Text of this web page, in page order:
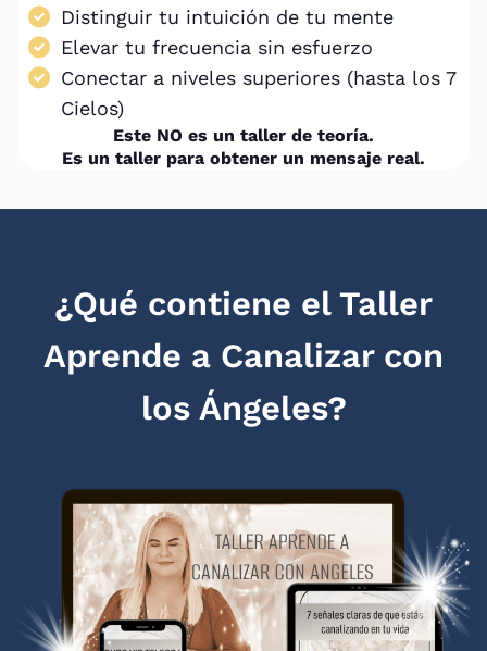
Distinguir tu intuición de tu mente
Elevar tu frecuencia sin esfuerzo
Conectar a niveles superiores (hasta los 7
Cielos)
Este NO es un taller de teoría.
Es un taller para obtener un mensaje real.
¿Qué contiene el Taller
Aprende a Canalizar con
los Ángeles?